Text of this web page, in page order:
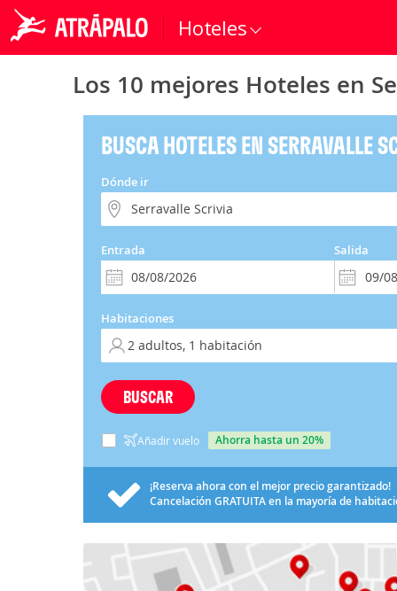
Hoteles
Los 10 mejores Hoteles en
BUSCA HOTELES EN SERRAVALLE
Dónde ir
Entrada Salida
Habitaciones
BUSCAR
Añadir vuelo ahorra hasta un 20%
¡Reserva ahora con el mejor precio garantizado!
Cancelación GRATUITAen la mayoría de